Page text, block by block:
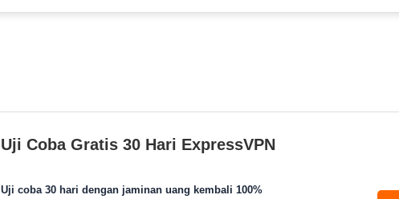
Uji Coba Gratis 30 Hari ExpressVPN
Uji coba 30 hari dengan jaminan uang kembali 100%